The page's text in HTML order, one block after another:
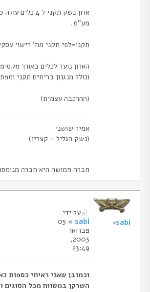
מע"מ.
תקני=לפי תקני מח' רישוי עסקים
וכולל מנגנון בריחים תקני ומפתח
(ההרכבה עצמית)
אמיר שושני
(נשק הגליל - קצרין)
חברה חמושה היא חברה מנומסת
על ידי
» 05
פברואר
2003,
23:49
וכמובן שאני ראיתי כספות כאלה
השרקן במטווח מכל הסוגים